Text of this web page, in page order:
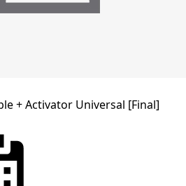
+ Activator Universal [Final]